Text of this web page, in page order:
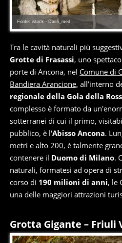
Fonte: istock - Dash_med
Tra le cavità naturali più
Grotte di Frasassi, uno
porte di Ancona, nel Comune di
Bandiera Arancione, all’interno
regionale della Gola della
complesso è formato da
sotterranei di cui il primo,
pubblico, è l'Abisso Ancona.
metri e alto 200, è talmente
contenere il Duomo di Milano.
naturali, formatesi ad opera di
corso di 190 milioni di anni, le
una delle maggiori attrazioni
Grotta Gigante – Friuli